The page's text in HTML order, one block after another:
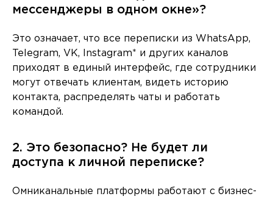
мессенджеры в одном окне»?
Это означает, что все переписки из WhatsApp,
Telegram, VK, Instagram* и других каналов
приходят в единый интерфейс, где сотрудники
могут отвечать клиентам, видеть историю
контакта, распределять чаты и работать
командой.
2. Это безопасно? Не будет ли
доступа к личной переписке?
Омниканальные платформы работают с бизнес-